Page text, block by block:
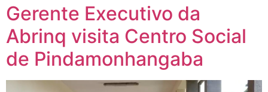
Gerente Executivo da
Abrinq visita Centro Social
de Pindamonhangaba